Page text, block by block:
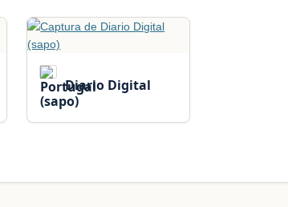
Diario Digital
(sapo)